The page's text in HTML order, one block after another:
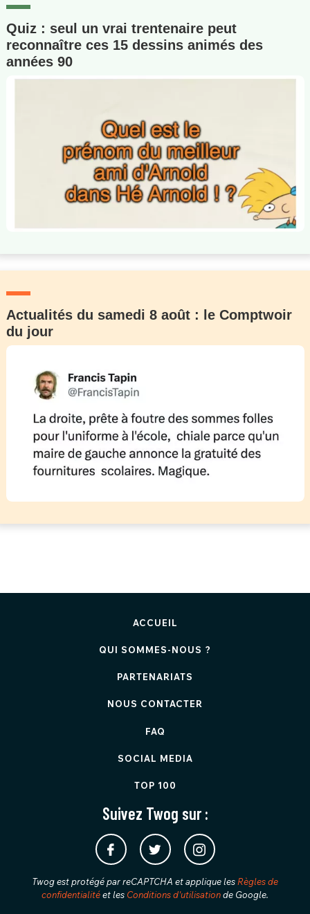
Quiz : seul un vrai trentenaire peut
reconnaître ces 15 dessins animés des
années 90
Actualités du samedi 8 août : le Comptwoir
du jour
ACCUEIL
QUI SOMMES-NOUS ?
PARTENARIATS
NOUS CONTACTER
FAQ
SOCIAL MEDIA
TOP 100
Suivez Twog sur :
Twog est protégé par reCAPTCHA et applique les Règles de
confidentialitéet les Conditions d'utilisationde Google.